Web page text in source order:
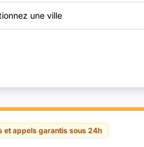
une ville
et appels garantis sous 24h